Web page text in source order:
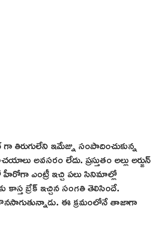
ఇమేజ్ను సంపాదించుకున్న
అవసరం లేదు. ప్రస్తుతం అల్లు అర్జున్
ఎంట్రీ ఇచ్చి పలు సినిమాల్లో
బ్రేక్ ఇచ్చిన సంగతి తెలిసిందే.
కొనసాగుతున్నాడు. ఈ క్రమంలోనే తాజాగా